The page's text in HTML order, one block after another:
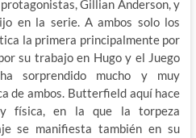
Gillian Anderson, y
en la serie. A ambos solo los
la primera principalmente por
su trabajo en Hugo y el Juego
sorprendido mucho y muy
de ambos. Butterfield aquí hace
física, en la que la torpeza
se manifiesta también en su